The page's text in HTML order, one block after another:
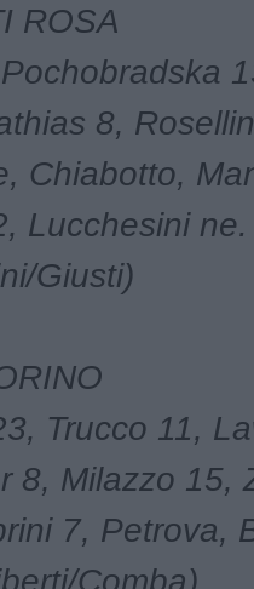
ROSA
8,
Chiabotto,
Lucchesini
Giusti)
Trucco 11,
8, Milazzo 15,
7, Petrova,
Comba)